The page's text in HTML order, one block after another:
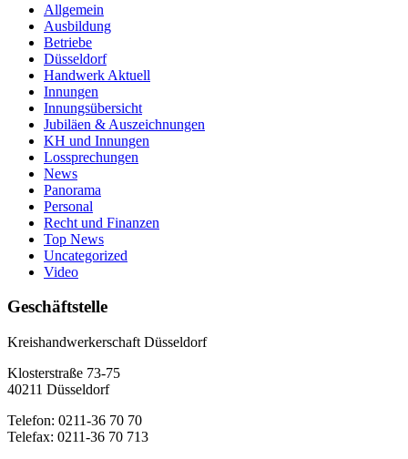
Allgemein
Ausbildung
Betriebe
Düsseldorf
Handwerk Aktuell
Innungen
Innungsübersicht
Jubiläen & Auszeichnungen
KH und Innungen
Lossprechungen
News
Panorama
Personal
Recht und Finanzen
Top News
Uncategorized
Video
Geschäftstelle
Kreishandwerkerschaft Düsseldorf
Klosterstraße 73-75
40211 Düsseldorf
Telefon: 0211-36 70 70
Telefax: 0211-36 70 713